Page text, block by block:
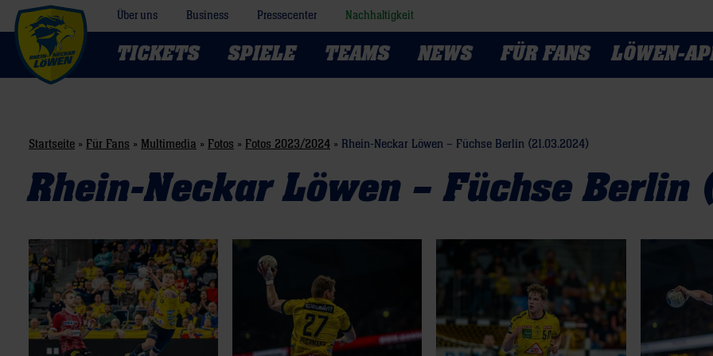
Über uns Business Pressecenter Nachhaltigkeit
TICKETS SPIELE TEAMS NEWS FÜR FANS LÖWEN-
Startseite » Für Fans » Multimedia » Fotos » Fotos 2023/2024 » Rhein-Neckar Löwen – Füchse Berlin (21.03.2024)
Rhein-Neckar Löwen – Füchse Berlin